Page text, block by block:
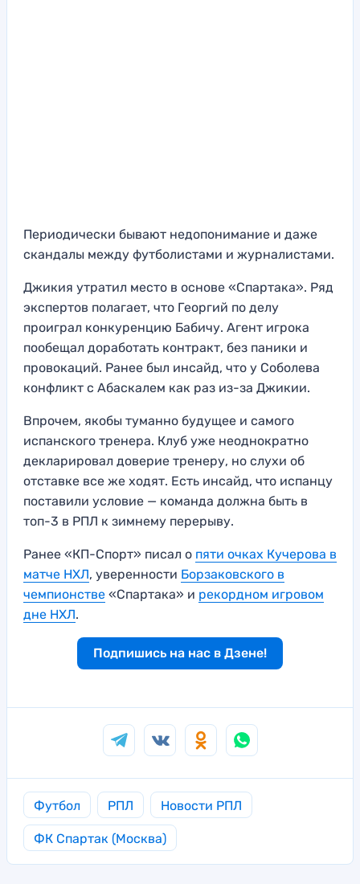
Периодически бывают недопонимание и даже
скандалы между футболистами и журналистами.
Джикия утратил место в основе «Спартака». Ряд
экспертов полагает, что Георгий по делу
проиграл конкуренцию Бабичу. Агент игрока
пообещал доработать контракт, без паники и
провокаций. Ранее был инсайд, что у Соболева
конфликт с Абаскалем как раз из-за Джикии.
Впрочем, якобы туманно будущее и самого
испанского тренера. Клуб уже неоднократно
декларировал доверие тренеру, но слухи об
отставке все же ходят. Есть инсайд, что испанцу
поставили условие — команда должна быть в
топ-3 в РПЛ к зимнему перерыву.
Ранее «КП-Спорт» писал о пяти очках Кучерова в
матче НХЛ, уверенности Борзаковского в
чемпионстве «Спартака» и рекордном игровом
дне НХЛ.
Подпишись на нас в Дзене!
Футбол РПЛ Новости РПЛ
ФК Спартак (Москва)